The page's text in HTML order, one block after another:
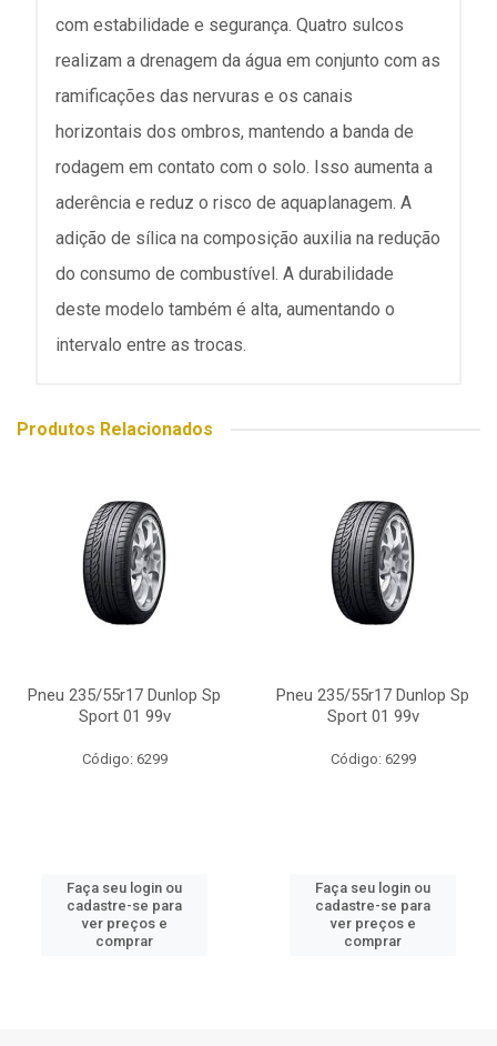
com estabilidade e segurança. Quatro sulcos
realizam a drenagem da água em conjunto com as
ramificações das nervuras e os canais
horizontais dos ombros, mantendo a banda de
rodagem em contato com o solo. Isso aumenta a
aderência e reduz o risco de aquaplanagem. A
adição de sílica na composição auxilia na redução
do consumo de combustível. A durabilidade
deste modelo também é alta, aumentando o
intervalo entre as trocas.
Produtos Relacionados
Pneu 235/55r17 Dunlop Sp
Sport 01 99v
Código: 6299
Faça seu login ou
cadastre-se para
ver preços e
comprar
Pneu 235/55r17 Dunlop Sp
Sport 01 99v
Código: 6299
Faça seu login ou
cadastre-se para
ver preços e
comprar